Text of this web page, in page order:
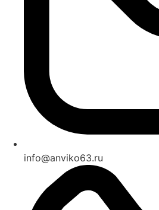
info@anviko63.ru